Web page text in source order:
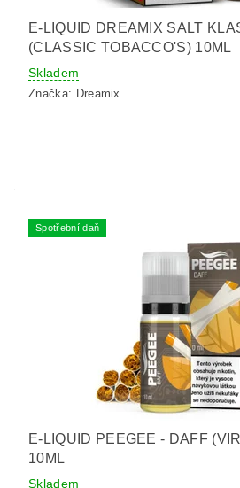
E-LIQUID DREAMIX SALT
(CLASSIC TOBACCO'S) 10ML
Skladem
Značka: Dreamix
Spotřební daň
E-LIQUID PEEGEE - DAFF
10ML
Skladem